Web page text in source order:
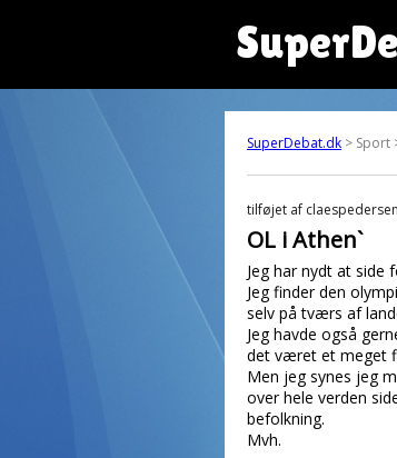
SuperDebat.dk > Sport
tilføjet af claespedersen
OL i Athen`
Jeg har nydt at side
Jeg finder den
selv på tværs af
Jeg havde også
det været et meget
Men jeg synes jeg
over hele verden
befolkning.
Mvh.